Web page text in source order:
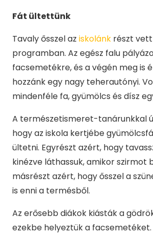
Fát ültettünk
Tavaly ősszel az iskolánk részt
programban. Az egész falu
facsemetékre, és a végén meg is
hozzánk egy nagy teherautónyi.
mindenféle fa, gyümölcs és dísz
A természetismeret-tanárunkkal
hogy az iskola kertjébe
ültetni. Egyrészt azért, hogy
kinézve láthassuk, amikor szirmot
másrészt azért, hogy ősszel a
is enni a termésből.
Az erősebb diákok kiásták a
ezekbe helyeztük a